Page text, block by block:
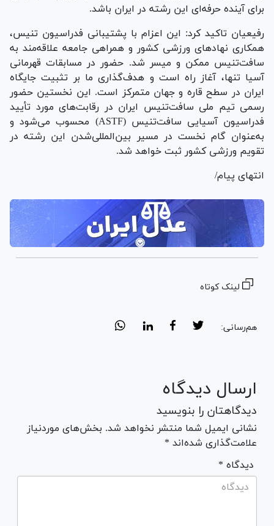
برای آینده حرفه‌ای این رشته در ایران باشد.
رفیعیان تاکید کرد: این اعزام با پشتیبانی فدراسیون تنیس،
همکاری نهاد‌های ورزشی کشور و همراهی جامعه علاقه‌مند به
سافت‌تنیس ممکن و میسر شد. حضور در مسابقات قهرمانی
آسیا تنها، آغاز راه است و هدف‌گذاری ما بر تثبیت جایگاه
ایران در سطح قاره و جهان متمرکز است. این نخستین حضور
رسمی تیم ملی سافت‌تنیس ایران در رقابت‌های مورد تأیید
فدراسیون آسیایی سافت‌تنیس (ASTF) محسوب می‌شود و
به‌عنوان گام نخست در مسیر بین‌المللی‌شدن این رشته در
تقویم ورزشی کشور ثبت خواهد شد.
انتهای پیام/
لینک کوتاه
هم‌رسانی:
ارسال دیدگاه
دیدگاهتان را بنویسید
نشانی ایمیل شما منتشر نخواهد شد. بخش‌های موردنیاز
علامت‌گذاری شده‌اند *
* دیدگاه